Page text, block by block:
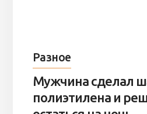
Разное
Мужчина сделал
полиэтилена и